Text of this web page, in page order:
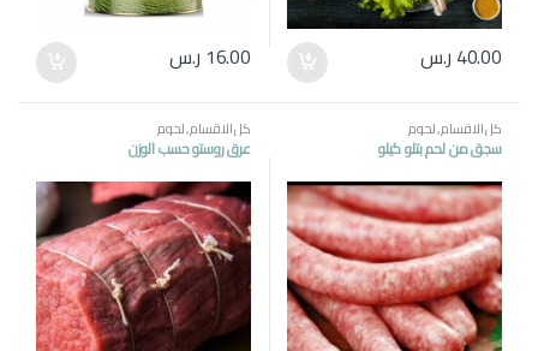
40.00 ر.س 16.00 ر.س
كل الاقسام,لحوم
سجق من لحم بتلو كيلو
كل الاقسام,لحوم
عرق روستو حسب الوزن